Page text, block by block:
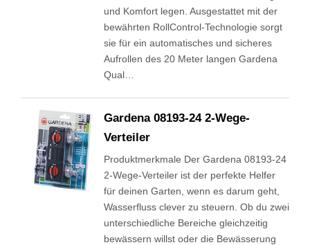
und Komfort legen. Ausgestattet mit der
bewährten RollControl-Technologie sorgt
sie für ein automatisches und sicheres
Aufrollen des 20 Meter langen Gardena
Qual…
Gardena 08193-24 2-Wege-
Verteiler
Produktmerkmale Der Gardena 08193-24
2-Wege-Verteiler ist der perfekte Helfer
für deinen Garten, wenn es darum geht,
Wasserfluss clever zu steuern. Ob du zwei
unterschiedliche Bereiche gleichzeitig
bewässern willst oder die Bewässerung